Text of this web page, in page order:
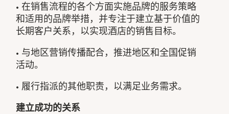
• 在销售流程的各个方面实施品牌的服务策略
和适用的品牌举措，并专注于建立基于价值的
长期客户关系，以实现酒店的销售目标。
• 与地区营销传播配合，推进地区和全国促销
活动。
• 履行指派的其他职责，以满足业务需求。
建立成功的关系